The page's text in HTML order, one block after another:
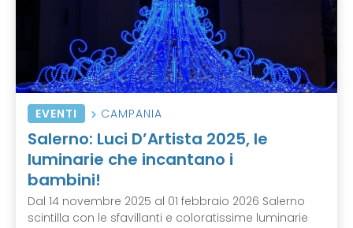
EVENTI CAMPANIA
Salerno: Luci D’Artista 2025, le
luminarie che incantano i
bambini!
Dal 14 novembre 2025 al 01 febbraio 2026 Salerno
scintilla con le sfavillanti e coloratissime luminarie